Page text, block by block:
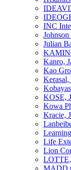
INC
Julian
Kanro,
Kao
KOSE,
Kowa
Kracie,
Life
Lion
LOTTE,